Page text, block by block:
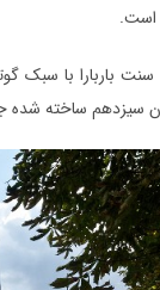
سیزدهم ساخته